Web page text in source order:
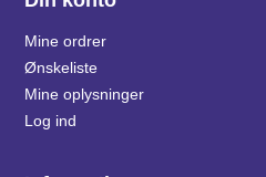
Mine ordrer
Ønskeliste
Mine oplysninger
Log ind